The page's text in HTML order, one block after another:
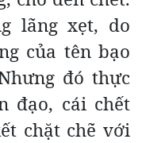
lãng xẹt, do
của tên bạo
đó thực
đạo, cái chết
chặt chẽ với